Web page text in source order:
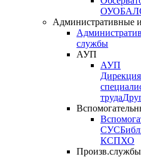
ОУО
Административные
службы
АУП
АУП
Дирекция
труда
СУС
КСПХО
Произв.службы